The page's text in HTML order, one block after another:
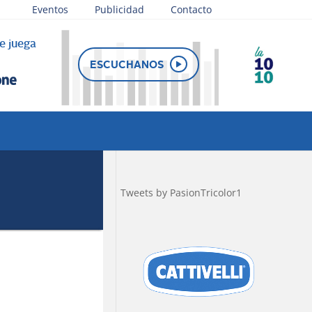
Eventos Publicidad Contacto
juega
ESCUCHANOS
Tweets by PasionTricolor1